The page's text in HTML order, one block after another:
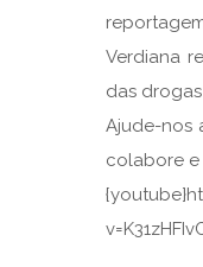
Verdiana
das
Ajude-nos
colabore e